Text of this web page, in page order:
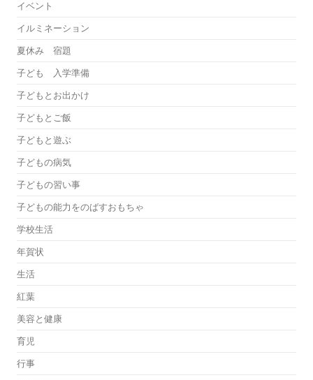
イベント
イルミネーション
夏休み 宿題
子ども 入学準備
子どもとお出かけ
子どもとご飯
子どもと遊ぶ
子どもの病気
子どもの習い事
子どもの能力をのばすおもちゃ
学校生活
年賀状
生活
紅葉
美容と健康
育児
行事